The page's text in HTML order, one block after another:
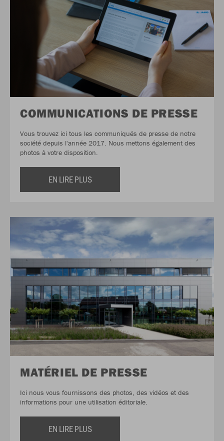
COMMUNICATIONS DE PRESSE
Vous trouvez ici tous les communiqués de presse de notre
société depuis l'année 2017. Nous mettons également des
photos à votre disposition.
EN LIRE PLUS
MATÉRIEL DE PRESSE
Ici nous vous fournissons des photos, des vidéos et des
informations pour une utilisation éditoriale.
EN LIRE PLUS